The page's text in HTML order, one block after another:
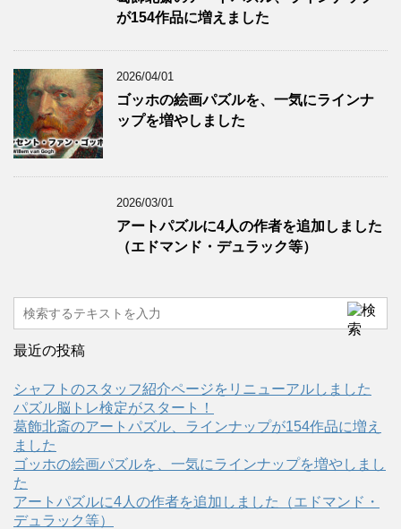
が154作品に増えました
2026/04/01
ゴッホの絵画パズルを、一気にラインナ
ップを増やしました
2026/03/01
アートパズルに4人の作者を追加しました
（エドマンド・デュラック等）
最近の投稿
シャフトのスタッフ紹介ページをリニューアルしました
パズル脳トレ検定がスタート！
葛飾北斎のアートパズル、ラインナップが154作品に増え
ました
ゴッホの絵画パズルを、一気にラインナップを増やしまし
た
アートパズルに4人の作者を追加しました（エドマンド・
デュラック等）